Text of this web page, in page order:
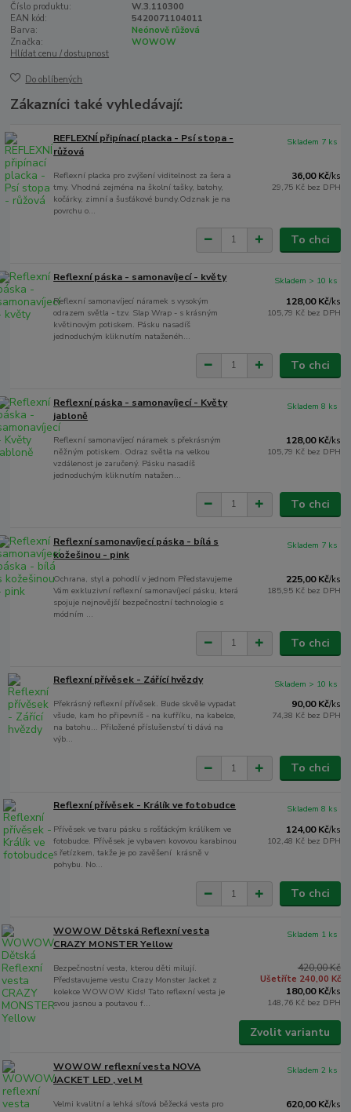
Číslo produktu:
W.3.110300
EAN kód:
5420071104011
Barva:
Neónově růžová
Značka:
WOWOW
Hlídat cenu / dostupnost
Do oblíbených
Zákazníci také vyhledávají:
REFLEXNÍ připínací placka - Psí stopa -
růžová
Reflexní placka pro zvýšení viditelnost za šera a
tmy. Vhodná zejména na školní tašky, batohy,
kočárky, zimní a šusťákové bundy.Odznak je na
povrchu o...
36,00 Kč/ks
29,75 Kč bez DPH
Skladem 7 ks
To chci
Reflexní páska - samonavíjecí - květy
Reflexní samonavíjecí náramek s vysokým
odrazem světla - tzv. Slap Wrap - s krásným
květinovým potiskem. Pásku nasadíš
jednoduchým kliknutím nataženéh...
128,00 Kč/ks
105,79 Kč bez DPH
Skladem > 10 ks
To chci
Reflexní páska - samonavíjecí - Květy
jabloně
Reflexní samonavíjecí náramek s překrásným
něžným potiskem. Odraz světla na velkou
vzdálenost je zaručený. Pásku nasadíš
jednoduchým kliknutím natažen...
128,00 Kč/ks
105,79 Kč bez DPH
Skladem 8 ks
To chci
Reflexní samonavíjecí páska - bílá s
kožešinou - pink
Ochrana, styl a pohodlí v jednom Představujeme
Vám exkluzivní reflexní samonavíjecí pásku, která
spojuje nejnovější bezpečnostní technologie s
módním ...
225,00 Kč/ks
185,95 Kč bez DPH
Skladem 7 ks
To chci
Reflexní přívěsek - Zářící hvězdy
Překrásný reflexní přívěsek. Bude skvěle vypadat
všude, kam ho připevníš - na kufříku, na kabelce,
na batohu... Přiložené příslušenství ti dává na
výb...
90,00 Kč/ks
74,38 Kč bez DPH
Skladem > 10 ks
To chci
Reflexní přívěsek - Králík ve fotobudce
Přívěsek ve tvaru pásku s rošťáckým králíkem ve
fotobudce. Přívěsek je vybaven kovovou karabinou
s řetízkem, takže je po zavěšení krásně v
pohybu. No...
124,00 Kč/ks
102,48 Kč bez DPH
Skladem 8 ks
To chci
WOWOW Dětská Reflexní vesta
CRAZY MONSTER Yellow
Bezpečnostní vesta, kterou děti milují.
Představujeme vestu Crazy Monster Jacket z
kolekce WOWOW Kids! Tato reflexní vesta je
svou jasnou a poutavou f...
420,00 Kč
Ušetříte 240,00 Kč
180,00 Kč/ks
148,76 Kč bez DPH
Skladem 1 ks
Zvolit variantu
WOWOW reflexní vesta NOVA
JACKET LED , vel M
Velmi kvalitní a lehká síťová běžecká vesta pro
620,00 Kč/ks
Skladem 2 ks